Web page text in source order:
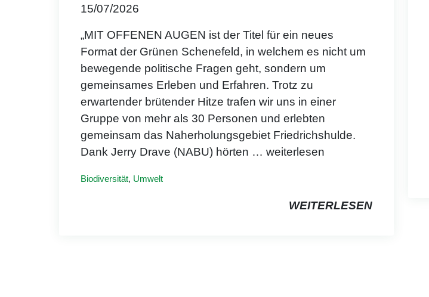
15/07/2026
„MIT OFFENEN AUGEN ist der Titel für ein neues
Format der Grünen Schenefeld, in welchem es nicht um
bewegende politische Fragen geht, sondern um
gemeinsames Erleben und Erfahren. Trotz zu
erwartender brütender Hitze trafen wir uns in einer
Gruppe von mehr als 30 Personen und erlebten
gemeinsam das Naherholungsgebiet Friedrichshulde.
Dank Jerry Drave (NABU) hörten … weiterlesen
Biodiversität, Umwelt
WEITERLESEN